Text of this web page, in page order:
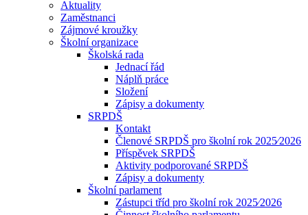
Aktuality
Zaměstnanci
Zájmové kroužky
Školní organizace
Školská rada
Jednací řád
Náplň práce
Složení
Zápisy a dokumenty
SRPDŠ
Kontakt
Členové SRPDŠ pro školní rok 2025⁄2026
Příspěvek SRPDŠ
Aktivity podporované SRPDŠ
Zápisy a dokumenty
Školní parlament
Zástupci tříd pro školní rok 2025⁄2026